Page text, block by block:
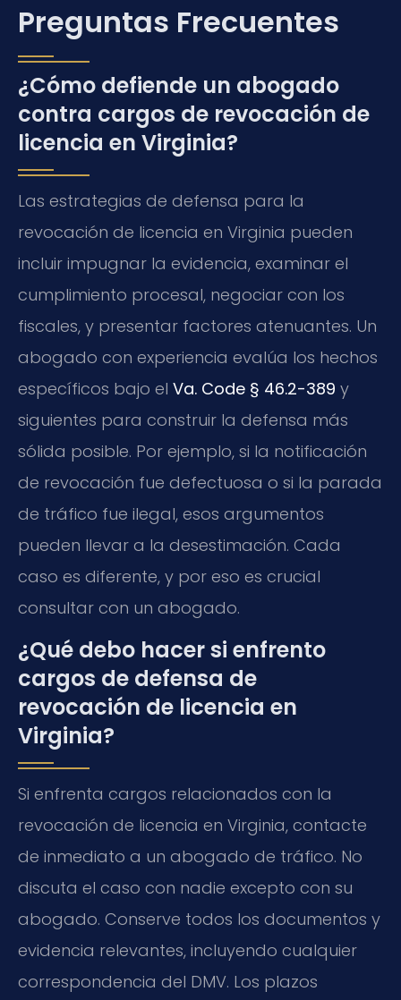
Preguntas Frecuentes
¿Cómo defiende un abogado
contra cargos de revocación de
licencia en Virginia?
Las estrategias de defensa para la
revocación de licencia en Virginia pueden
incluir impugnar la evidencia, examinar el
cumplimiento procesal, negociar con los
fiscales, y presentar factores atenuantes. Un
abogado con experiencia evalúa los hechos
específicos bajo el Va. Code § 46.2-389 y
siguientes para construir la defensa más
sólida posible. Por ejemplo, si la notificación
de revocación fue defectuosa o si la parada
de tráfico fue ilegal, esos argumentos
pueden llevar a la desestimación. Cada
caso es diferente, y por eso es crucial
consultar con un abogado.
¿Qué debo hacer si enfrento
cargos de defensa de
revocación de licencia en
Virginia?
Si enfrenta cargos relacionados con la
revocación de licencia en Virginia, contacte
de inmediato a un abogado de tráfico. No
discuta el caso con nadie excepto con su
abogado. Conserve todos los documentos y
evidencia relevantes, incluyendo cualquier
correspondencia del DMV. Los plazos